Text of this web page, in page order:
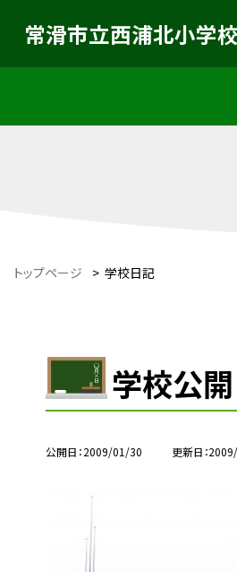
常滑市立西浦北小学校
トップページ > 学校日記
学校公
公開日 2009/01/30 更新日